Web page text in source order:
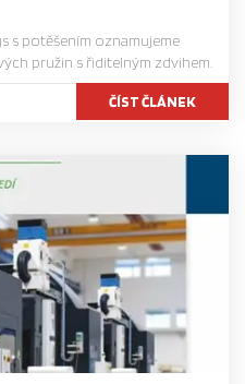
s potěšením oznamujeme
pružin s řiditelným zdvihem.
ČÍST ČLÁNEK